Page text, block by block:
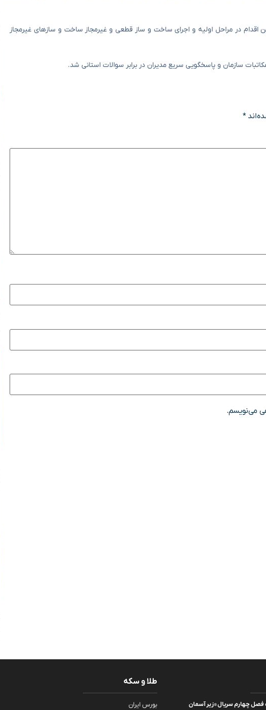
اقدام در مراحل اولیه و اجرای ساخت و ساز قطعی و غیرمجاز ساخت و سازهای غیرمجاز
سازمان و پاسخگویی سریع مدیران در برابر سوالات استانی شد.
*
می‌نویسم.
فصل چهارم سریال «زیر آسمان
طلا و سکه
بورس ایران